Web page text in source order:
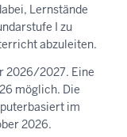
Lernstände
I zu
abzuleiten.
2026/2027. Eine
möglich. Die
im
2026.